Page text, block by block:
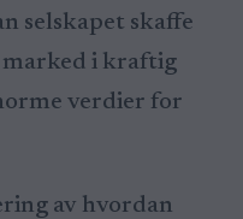
selskapet skaffe
i kraftig
verdier for
av hvordan